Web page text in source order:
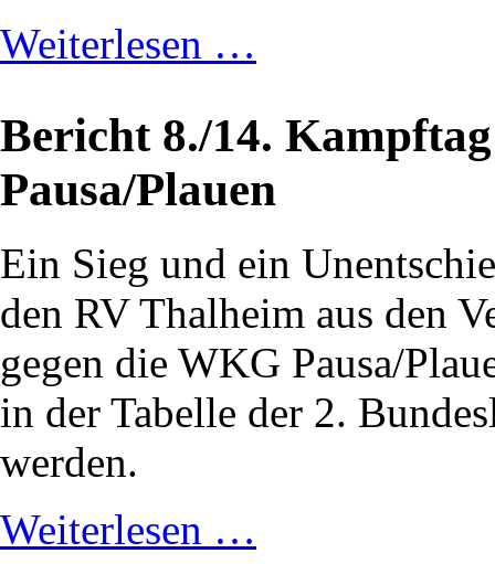
Weiterlesen …
Bericht 8./14.
Pausa/Plauen
Ein Sieg und ein
den RV Thalheim aus den
gegen die WKG Pausa/
in der Tabelle der 2.
werden.
Weiterlesen …